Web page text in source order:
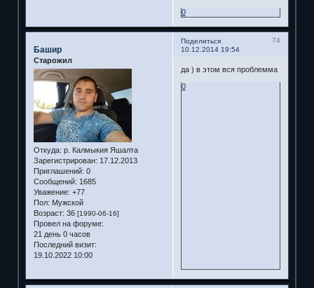
0
Поделиться
74
10.12.2014 19:54
Башир
Старожил
Откуда: р. Калмыкия Яшалта
Зарегистрирован: 17.12.2013
Приглашений: 0
Сообщений: 1685
Уважение: +77
Пол: Мужской
Возраст: 36 [1990-06-16]
Провел на форуме:
21 день 0 часов
Последний визит:
19.10.2022 10:00
да ) в этом вся проблемма
0